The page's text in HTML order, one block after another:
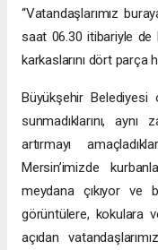
“Vatandaşlarımız
saat 06.30 itibariyle de
karkaslarını dört parça
Büyükşehir
sunmadıklarını,
artırmayı
Mersin’imizde
meydana çıkıyor ve
görüntülere, kokulara
açıdan